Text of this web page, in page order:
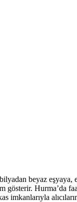
beyaz
gösterir. Hurma’da